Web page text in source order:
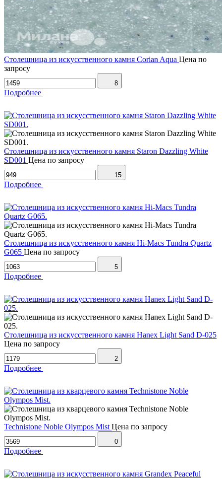
Столешница из искусственного камня Corian Aqua Цена по
запросу
8
Подробнее
Столешница из искусственного камня Staron Dazzling White
SD001 Цена по запросу
15
Подробнее
Столешница из искусственного камня Hi-Macs Tundra Quartz
G065 Цена по запросу
5
Подробнее
Столешница из искусственного камня Hanex Light Sand D-025
Цена по запросу
2
Подробнее
Technistone Noble Olympos Mist Цена по запросу
0
Подробнее